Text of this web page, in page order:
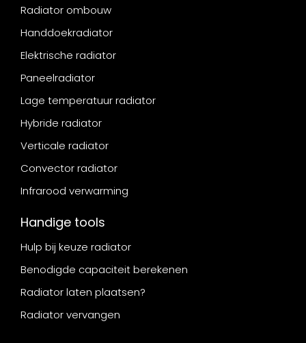
Radiator ombouw
Handdoekradiator
Elektrische radiator
Paneelradiator
Lage temperatuur radiator
Hybride radiator
Verticale radiator
Convector radiator
Infrarood verwarming
Handige tools
Hulp bij keuze radiator
Benodigde capaciteit berekenen
Radiator laten plaatsen?
Radiator vervangen